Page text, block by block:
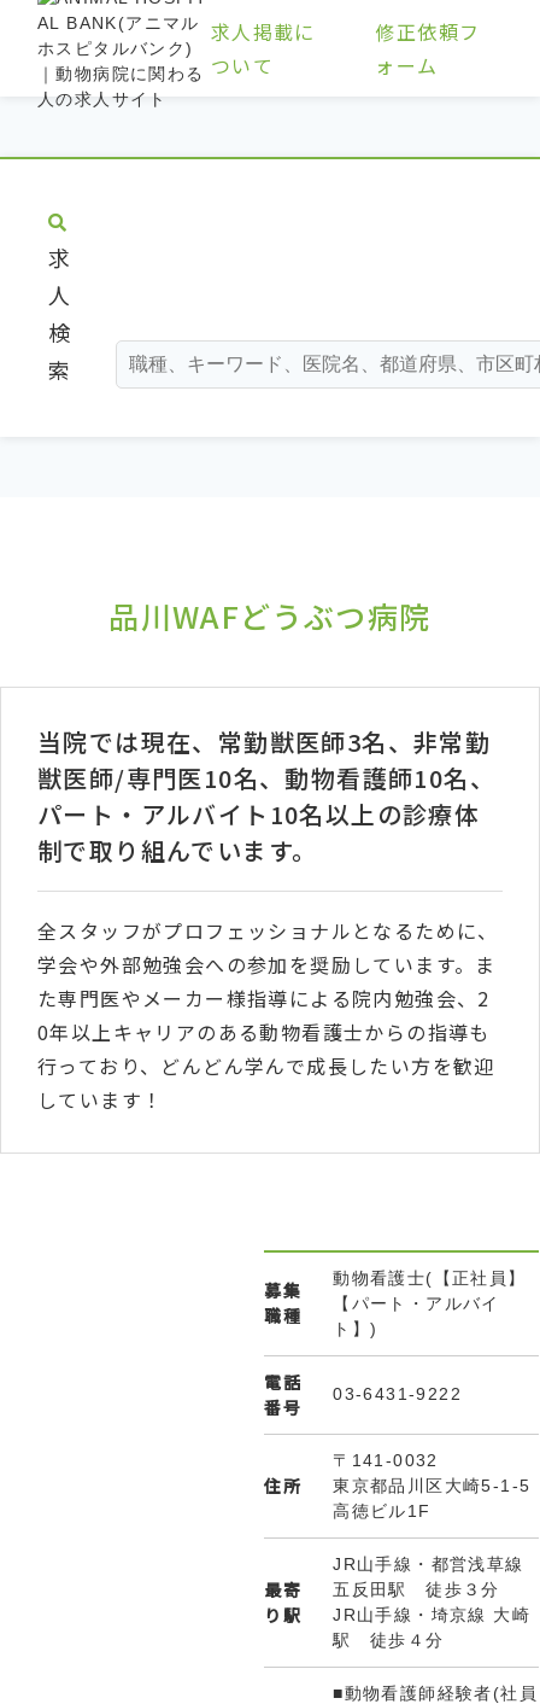
求人掲載に
ついて
修正依頼フ
ォーム
求
人
検
索
品川WAFどうぶつ病院
当院では現在、常勤獣医師3名、非常勤
獣医師/専門医10名、動物看護師10名、
パート・アルバイト10名以上の診療体
制で取り組んでいます。
全スタッフがプロフェッショナルとなるために、
学会や外部勉強会への参加を奨励しています。ま
た専門医やメーカー様指導による院内勉強会、2
0年以上キャリアのある動物看護士からの指導も
行っており、どんどん学んで成長したい方を歓迎
しています！
募集
職種
動物看護士(【正社員】
【パート・アルバイ
ト】)
電話
番号
03-6431-9222
住所
〒141-0032
東京都品川区大崎5-1-5
高徳ビル1F
最寄
り駅
JR山手線・都営浅草線
五反田駅 徒歩３分
JR山手線・埼京線 大崎
駅 徒歩４分
■動物看護師経験者(社員